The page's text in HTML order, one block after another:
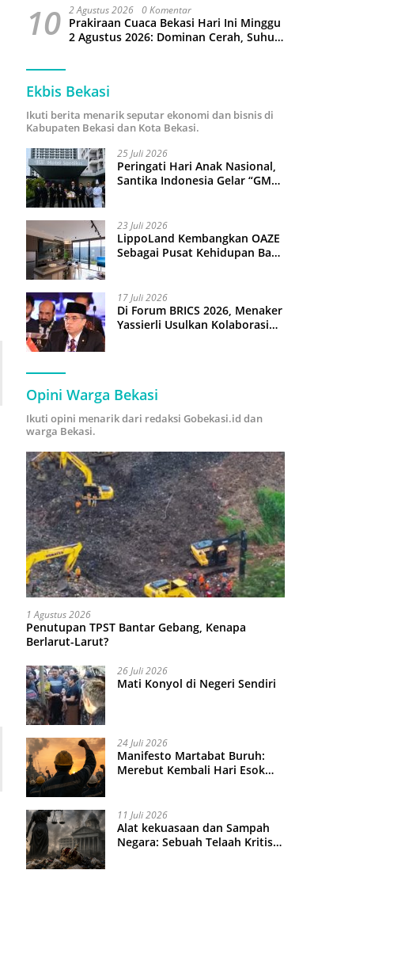
10 2 Agustus 2026 0 Komentar
Prakiraan Cuaca Bekasi Hari Ini Minggu
2 Agustus 2026: Dominan Cerah, Suhu
Ekbis Bekasi
Ikuti berita menarik seputar ekonomi dan bisnis di
Kabupaten Bekasi dan Kota Bekasi.
25 Juli 2026
Peringati Hari Anak Nasional,
Santika Indonesia Gelar “GM
23 Juli 2026
LippoLand Kembangkan OAZE
Sebagai Pusat Kehidupan Baru
17 Juli 2026
Di Forum BRICS 2026, Menaker
Yassierli Usulkan Kolaborasi
Opini Warga Bekasi
Ikuti opini menarik dari redaksi Gobekasi.id dan
warga Bekasi.
1 Agustus 2026
Penutupan TPST Bantar Gebang, Kenapa
Berlarut-Larut?
26 Juli 2026
Mati Konyol di Negeri Sendiri
24 Juli 2026
Manifesto Martabat Buruh:
Merebut Kembali Hari Esok
11 Juli 2026
Alat kekuasaan dan Sampah
Negara: Sebuah Telaah Kritis